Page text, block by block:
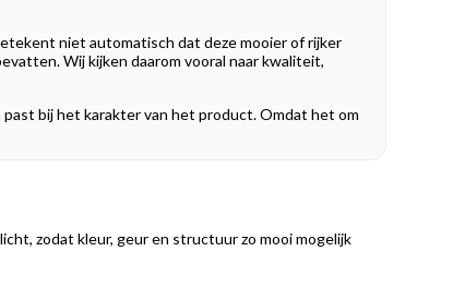
niet automatisch dat deze mooier of rijker
Wij kijken daarom vooral naar kwaliteit,
bij het karakter van het product. Omdat het om
zodat kleur, geur en structuur zo mooi mogelijk